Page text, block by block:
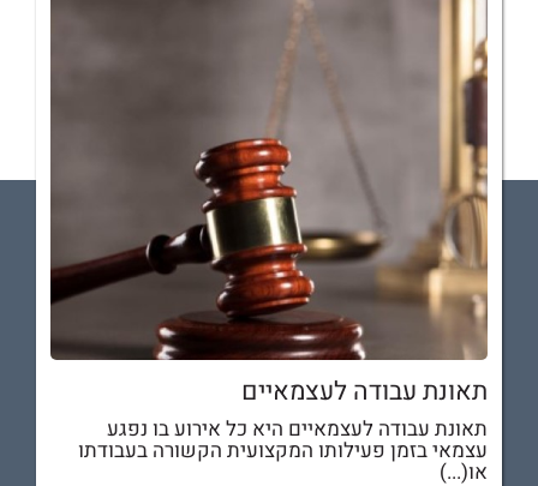
תאונת עבודה לעצמאיים
תאונת עבודה לעצמאיים היא כל אירוע בו נפגע
עצמאי בזמן פעילותו המקצועית הקשורה בעבודתו
או(...)